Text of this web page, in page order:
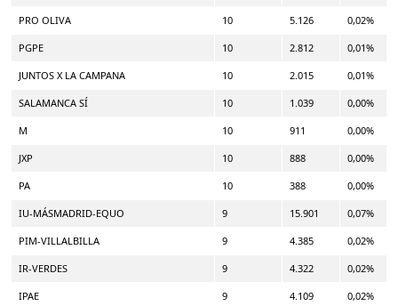
PRO OLIVA 10 5.126 0,02%
PGPE 10 2.812 0,01%
JUNTOS X LA CAMPANA 10 2.015 0,01%
SALAMANCA SÍ 10 1.039 0,00%
M 10 911 0,00%
JXP 10 888 0,00%
PA 10 388 0,00%
IU-MÁSMADRID-EQUO 9 15.901 0,07%
PIM-VILLALBILLA 9 4.385 0,02%
IR-VERDES 9 4.322 0,02%
IPAE 9 4.109 0,02%